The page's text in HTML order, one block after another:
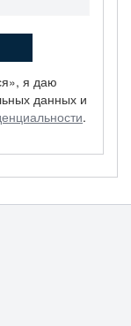
я даю
данных и
.